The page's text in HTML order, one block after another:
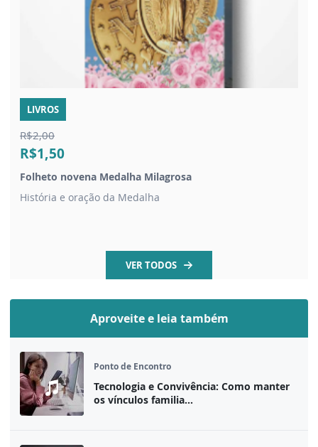
LIVROS
R$2,00
R$1,50
Folheto novena Medalha Milagrosa
História e oração da Medalha
VER TODOS
Aproveite e leia também
Ponto de Encontro
Tecnologia e Convivência: Como manter
os vínculos familia...